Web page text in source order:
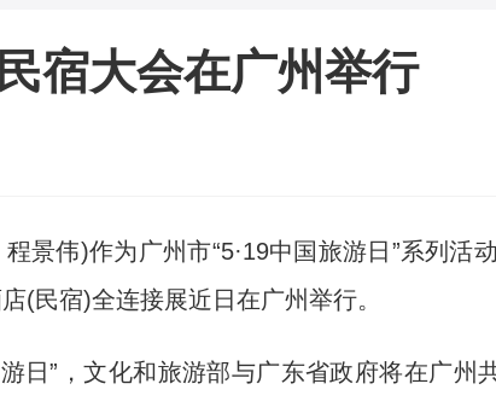
宿大会在广州举行
伟)作为广州市“5·19中国旅游日”系列活
(民宿)全连接展近日在广州举行。
”，文化和旅游部与广东省政府将在广州